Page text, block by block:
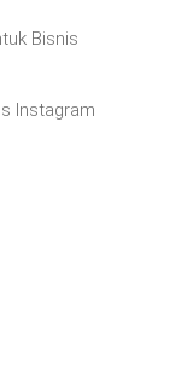
Bisnis
Instagram